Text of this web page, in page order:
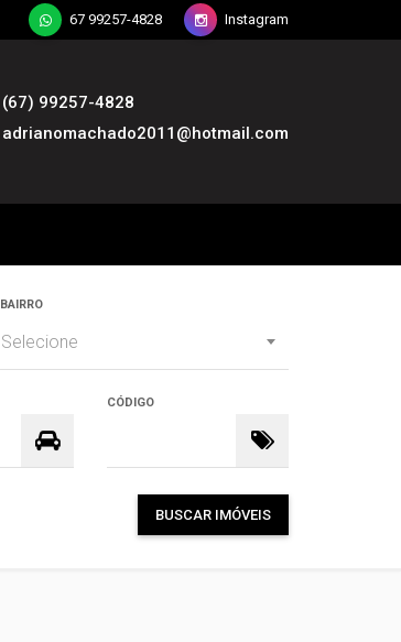
67 99257-4828 Instagram
(67) 99257-4828
adrianomachado2011@hotmail.com
BAIRRO
Selecione
CÓDIGO
BUSCAR IMÓVEIS